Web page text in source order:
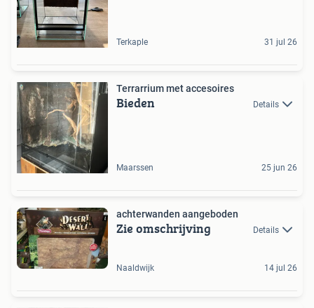
Terkaple 31 jul 26
Terrarrium met accesoires
Bieden Details
Maarssen 25 jun 26
achterwanden aangeboden
Zie omschrijving Details
Naaldwijk 14 jul 26